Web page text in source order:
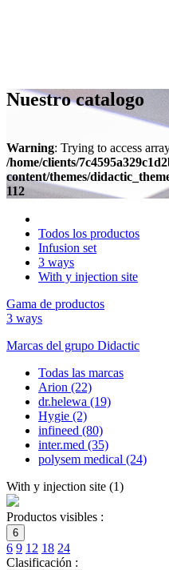
Nuestro catalogo
Warning: Trying to access
/home/clients/
content/themes/
112
Todos los productos
Infusion set
3 ways
With y injection site
Gama de productos
3 ways
Marcas del grupo Didactic
Todas las marcas
Arion (22)
dr.helewa (19)
Hygie (2)
infineed (80)
inter.med (35)
polysem medical (24)
With y injection site (1)
Productos visibles :
6
6 9 12 18 24
Clasificación :